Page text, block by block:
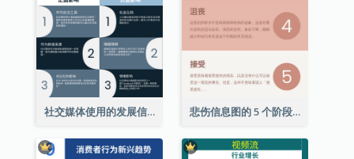
社交媒体使用的发展信息图表 悲伤信息图的 5 个阶段（附解释）